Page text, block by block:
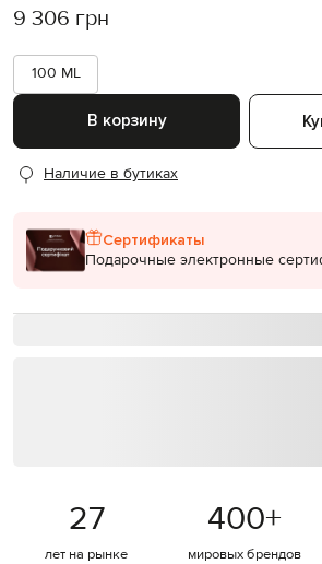
9 306 грн
100 ML
В корзину
Наличие в бутиках
Сертификаты
Подарочные электронные
27
лет на рынке
400+
мировых брендов